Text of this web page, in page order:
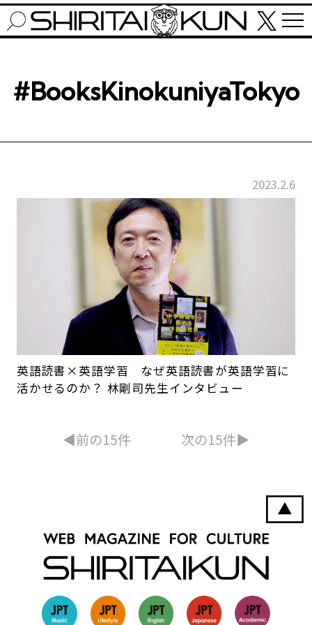
#BooksKinokuniyaTokyo
2023.2.6
英語読書×英語学習 なぜ英語読書が英語学習に
活かせるのか？ 林剛司先生インタビュー
◀︎前の15件 次の15件▶︎